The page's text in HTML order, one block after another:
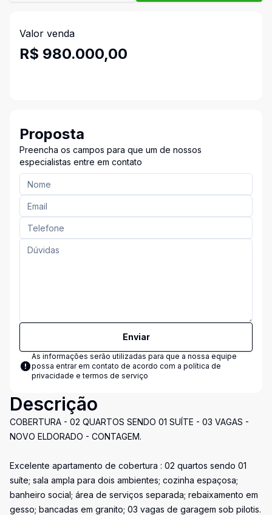
Valor venda
R$ 980.000,00
Proposta
Preencha os campos para que um de nossos
especialistas entre em contato
Enviar
As informações serão utilizadas para que a nossa equipe
possa entrar em contato de acordo com a política de
privacidade e termos de serviço
Descrição
COBERTURA - 02 QUARTOS SENDO 01 SUÍTE - 03 VAGAS -
NOVO ELDORADO - CONTAGEM.
Excelente apartamento de cobertura : 02 quartos sendo 01
suíte; sala ampla para dois ambientes; cozinha espaçosa;
banheiro social; área de serviços separada; rebaixamento em
gesso; bancadas em granito; 03 vagas de garagem sob pilotis.